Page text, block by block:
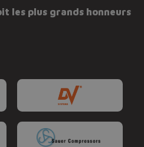
les plus grands honneurs